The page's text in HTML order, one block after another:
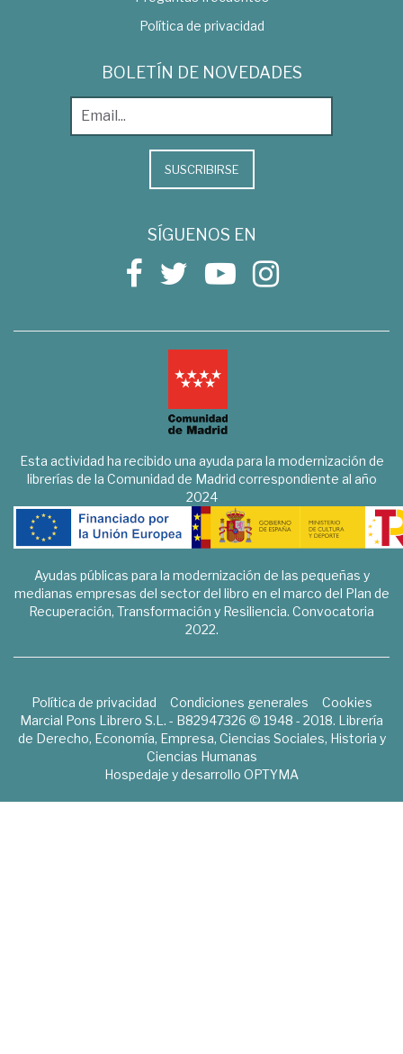
Política de privacidad
BOLETÍN DE NOVEDADES
SUSCRIBIRSE
SÍGUENOS EN
Esta actividad ha recibido una ayuda para la modernización de
librerías de la Comunidad de Madrid correspondiente al año
2024
Ayudas públicas para la modernización de las pequeñas y
medianas empresas del sector del libro en el marco del Plan de
Recuperación, Transformación y Resiliencia. Convocatoria
2022.
Política de privacidad Condiciones generales
Cookies
Marcial Pons Librero S.L. - B82947326 © 1948 - 2018. Librería
de Derecho, Economía, Empresa, Ciencias Sociales, Historia y
Ciencias Humanas
Hospedaje y desarrollo OPTYMA